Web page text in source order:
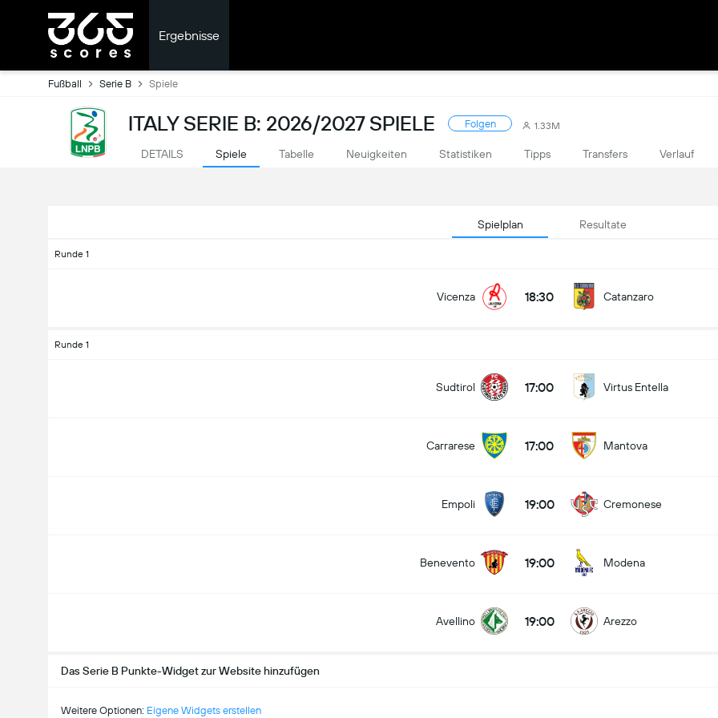
Ergebnisse
Fußball Serie B Spiele
ITALY SERIE B: 2026/2027 SPIELE Folgen 1.33M
DETAILS Spiele Tabelle Neuigkeiten Statistiken Tipps Transfers Verlauf
Spielplan Resultate
Runde 1
Vicenza 18:30 Catanzaro
Runde 1
Sudtirol 17:00 Virtus Entella
Carrarese 17:00 Mantova
Empoli 19:00 Cremonese
Benevento 19:00 Modena
Avellino 19:00 Arezzo
Das Serie B Punkte-Widget zur Website hinzufügen
Weitere Optionen: Eigene Widgets erstellen